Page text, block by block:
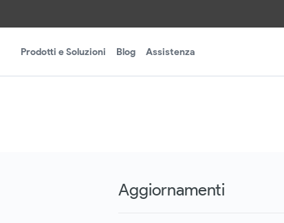
Prodotti e Soluzioni Blog Assistenza
Aggiornamenti